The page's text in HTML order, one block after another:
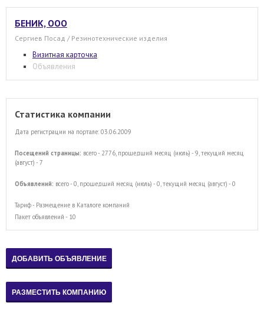
БЕНИК, ООО
Сергиев Посад / Резинотехнические изделия
Визитная карточка
Объявления
Статистика компании
Дата регистрации на портале: 03.06.2009
Посещений страницы: всего - 2776, прошедший месяц (июль) - 9, текущий месяц
(август) - 7
Объявлений: всего - 0, прошедший месяц (июль) - 0, текущий месяц (август) - 0
Тариф - Размещение в Каталоге компаний
Пакет объявлений - 10